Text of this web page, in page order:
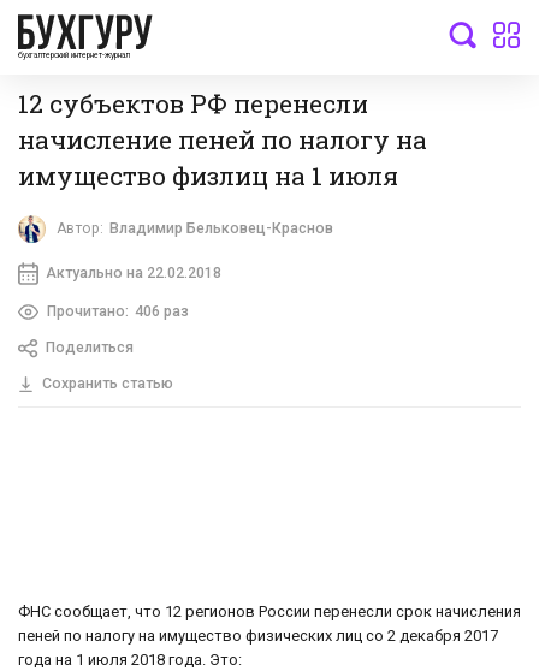
бухгалтерский интернет-журнал
12 субъектов РФ перенесли
начисление пеней по налогу на
имущество физлиц на 1 июля
Автор: Владимир Бельковец-Краснов
Актуально на 22.02.2018
Прочитано: 406 раз
Поделиться
Сохранить статью
ФНС сообщает, что 12 регионов России перенесли срок начисления
пеней по налогу на имущество физических лиц со 2 декабря 2017
года на 1 июля 2018 года. Это: